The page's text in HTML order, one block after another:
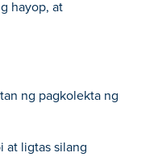
hayop, at
ng pagkolekta ng
at ligtas silang